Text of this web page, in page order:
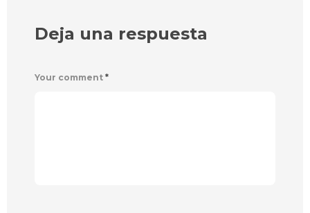
Deja una respuesta
Your comment *